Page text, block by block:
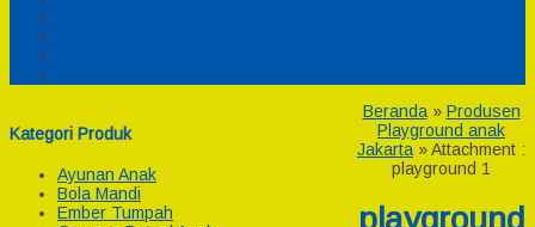
Kategori Produk
Ayunan Anak
Bola Mandi
Ember Tumpah
Beranda» Produsen
Playground anak
Jakarta » Attachment :
playground 1
playground